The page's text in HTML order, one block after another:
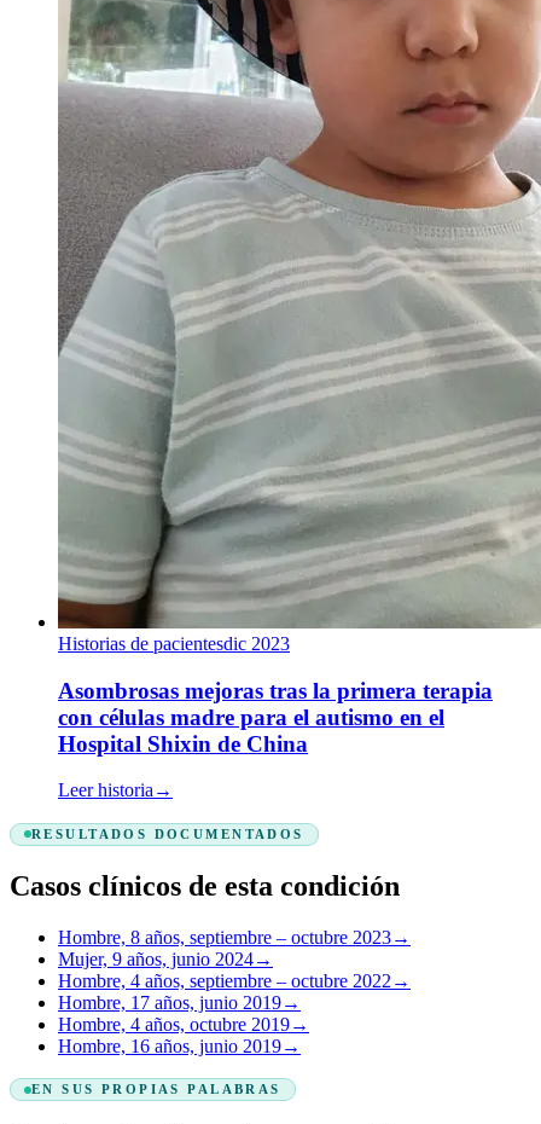
Historias de pacientesdic 2023
Asombrosas mejoras tras la primera terapia
con células madre para el autismo en el
Hospital Shixin de China
Leer historia→
RESULTADOS DOCUMENTADOS
Casos clínicos de esta condición
Hombre, 8 años, septiembre – octubre 2023→
Mujer, 9 años, junio 2024→
Hombre, 4 años, septiembre – octubre 2022 →
Hombre, 17 años, junio 2019→
Hombre, 4 años, octubre 2019→
Hombre, 16 años, junio 2019→
EN SUS PROPIAS PALABRAS